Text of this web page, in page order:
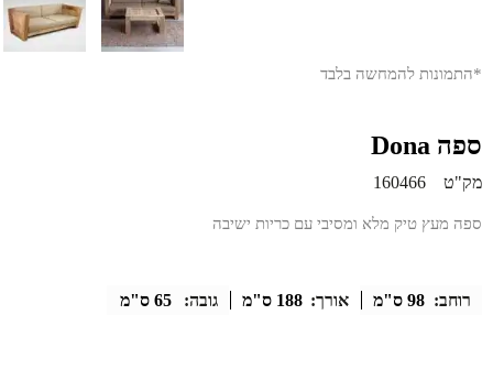
*התמונות להמחשה בלבד
ספה Dona
מק"ט 160466
ספה מעץ טיק מלא ומסיבי עם כריות ישיבה
רוחב: 98 ס"מ אורך: 188 ס"מ גובה: 65 ס"מ